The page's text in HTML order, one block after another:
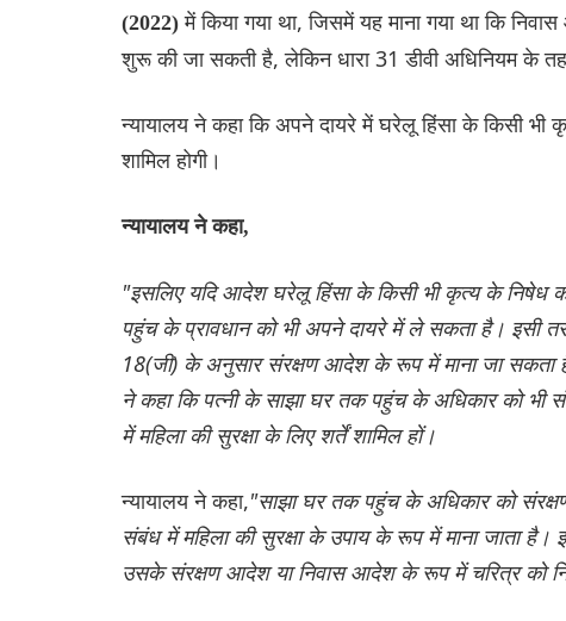
(2022)में किया गया था, जिसमें यह माना गया था कि
शुरू की जा सकती है, लेकिन धारा 31 डीवी अधिनियम के
न्यायालय ने कहा कि अपने दायरे में घरेलू हिंसा के किसी
शामिल होगी।
न्यायालय ने कहा,
"इसलिए यदि आदेश घरेलू हिंसा के किसी भी कृत्य के निषेध
पहुंच के प्रावधान को भी अपने दायरे में ले सकता है। इसी
18(जी) के अनुसार संरक्षण आदेश के रूप में माना जा सकता
ने कहा कि पत्नी के साझा घर तक पहुंच के अधिकार को
में महिला की सुरक्षा के लिए शर्तें शामिल हों।
न्यायालय ने कहा,"साझा घर तक पहुंच के अधिकार को
संबंध में महिला की सुरक्षा के उपाय के रूप में माना जाता
उसके संरक्षण आदेश या निवास आदेश के रूप में चरित्र को